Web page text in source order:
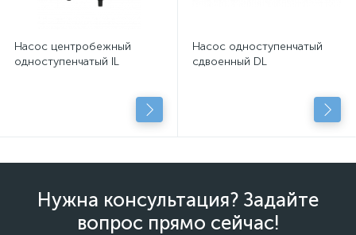
Насос центробежный
одноступенчатый IL
Насос одноступенчатый
сдвоенный DL
Нужна консультация? Задайте
вопрос прямо сейчас!